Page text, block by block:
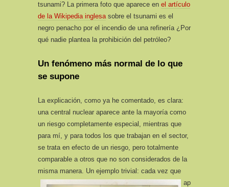
tsunami? La primera foto que aparece en el artículo
de la Wikipedia inglesasobre el tsunami es el
negro penacho por el incendio de una refinería ¿Por
qué nadie plantea la prohibición del petróleo?
Un fenómeno más normal de lo que
se supone
La explicación, como ya he comentado, es clara:
una central nuclear aparece ante la mayoría como
un riesgo completamente especial, mientras que
para mí, y para todos los que trabajan en el sector,
se trata en efecto de un riesgo, pero totalmente
comparable a otros que no son considerados de la
misma manera. Un ejemplo trivial: cada vez que
ap